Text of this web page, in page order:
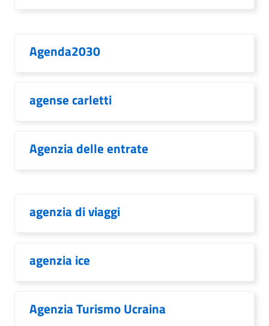
Agenda2030
agense carletti
Agenzia delle entrate
agenzia di viaggi
agenzia ice
Agenzia Turismo Ucraina